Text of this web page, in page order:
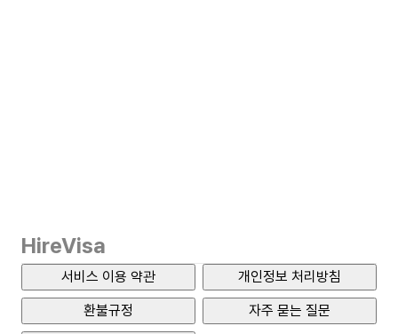
HireVisa
서비스 이용 약관
개인정보 처리방침
환불규정
자주 묻는 질문